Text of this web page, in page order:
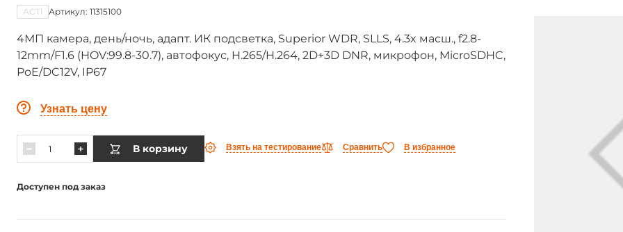
ACTi Артикул: 11315100
4МП камера, день/ночь, адапт. ИК подсветка, Superior WDR, SLLS, 4.3x масш., f2.8-
12mm/F1.6 (HOV:99.8-30.7), автофокус, H.265/H.264, 2D+3D DNR, микрофон, MicroSDHC,
PoE/DC12V, IP67
Узнать цену
В корзину Взять на тестирование Сравнить В избранное
Доступен под заказ